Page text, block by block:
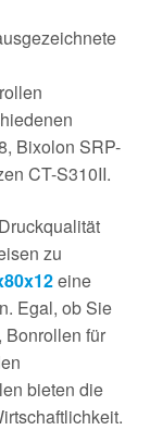
Bixolon SRP-
CT-S310II.
zu
eine
Egal, ob Sie
Bonrollen für
bieten die